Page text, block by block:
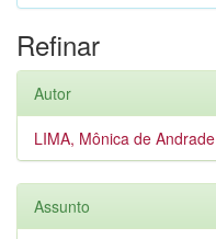
Refinar
Autor
LIMA, Mônica de Andrade
Assunto